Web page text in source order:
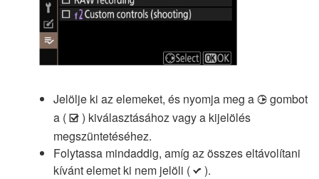
Jelölje ki az elemeket, és nyomja meg a 2 gombot
a ( M ) kiválasztásához vagy a kijelölés
megszüntetéséhez.
Folytassa mindaddig, amíg az összes eltávolítani
kívánt elemet ki nem jelöli ( L ).